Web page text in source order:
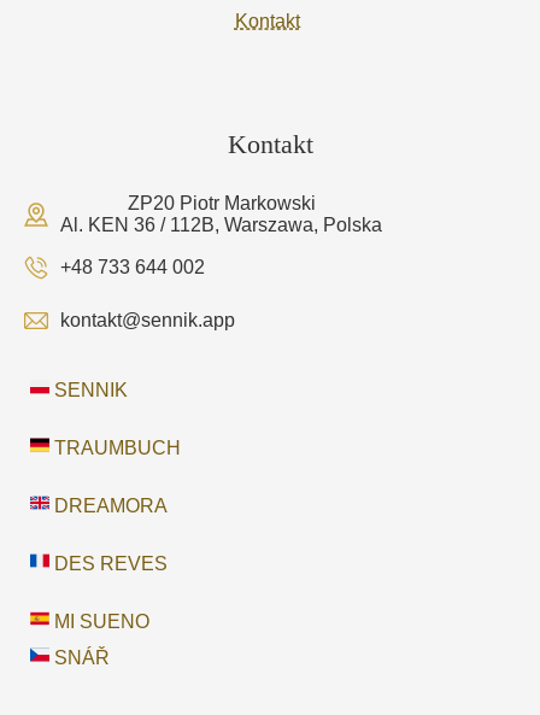
Kontakt
Kontakt
ZP20 Piotr Markowski
Al. KEN 36 / 112B, Warszawa, Polska
+48 733 644 002
kontakt@sennik.app
SENNIK
TRAUMBUCH
DREAMORA
DES REVES
MI SUENO
SNÁŘ